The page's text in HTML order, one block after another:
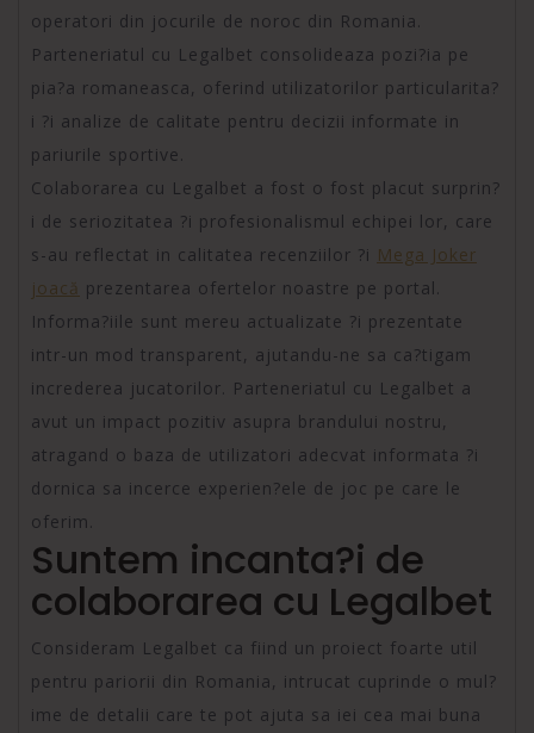
operatori din jocurile de noroc din Romania.
Parteneriatul cu Legalbet consolideaza pozi?ia pe
pia?a romaneasca, oferind utilizatorilor particularita?
i ?i analize de calitate pentru decizii informate in
pariurile sportive.
Colaborarea cu Legalbet a fost o fost placut surprin?
i de seriozitatea ?i profesionalismul echipei lor, care
s-au reflectat in calitatea recenziilor ?i Mega Joker
joacă prezentarea ofertelor noastre pe portal.
Informa?iile sunt mereu actualizate ?i prezentate
intr-un mod transparent, ajutandu-ne sa ca?tigam
increderea jucatorilor. Parteneriatul cu Legalbet a
avut un impact pozitiv asupra brandului nostru,
atragand o baza de utilizatori adecvat informata ?i
dornica sa incerce experien?ele de joc pe care le
oferim.
Suntem incanta?i de
colaborarea cu Legalbet
Consideram Legalbet ca fiind un proiect foarte util
pentru pariorii din Romania, intrucat cuprinde o mul?
ime de detalii care te pot ajuta sa iei cea mai buna